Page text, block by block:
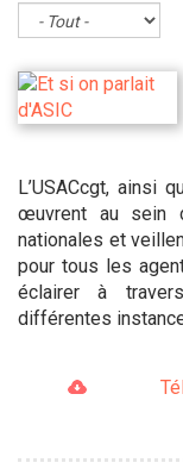
L’USACcgt, ainsi
œuvrent au sein
nationales et
pour tous les
éclairer à
différentes